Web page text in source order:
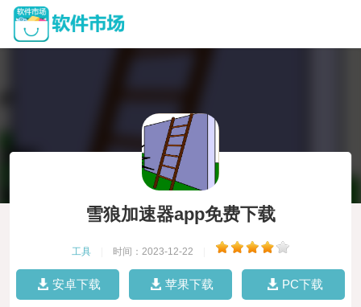
雪狼加速器app免费下载
工具 时间：2023-12-22
安卓下载 苹果下载 PC下载